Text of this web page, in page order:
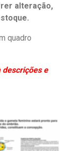
alteração,
quadro
descrições e